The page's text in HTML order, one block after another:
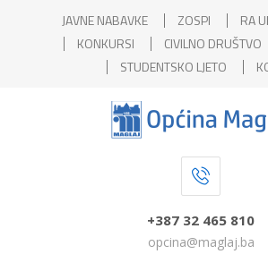
JAVNE NABAVKE ZOSPI RA
KONKURSI
CIVILNO DRUŠTVO
STUDENTSKO LJETO
+387 32 465 810
opcina@maglaj.ba